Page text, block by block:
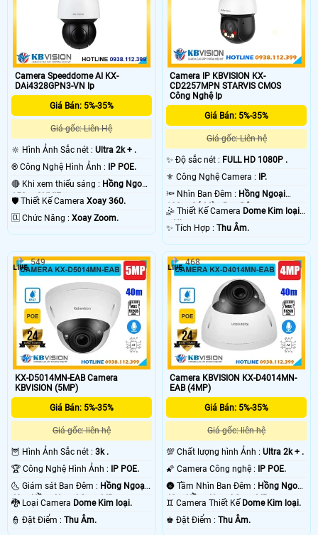
Lắp Camera IP Có Thu Âm
🖥 Camera Ip FuLL HD 1080P có chất lượng hình ảnh sắt nét đáng để đầu
tư nhất cho 1 bộ camera giá rẻ hình ảnh sắt nét. Với công nghệ camera Ip
hình ảnh sáng đẹp giám sát qua mạng điện thoại ổ định. Hình ảnh của
camera Ip sắt nét hơn đến 20% so với camera HD analog và điều đặt biệt
hơn khi thi công camera Ip thì sẽ gọn hơn đẹp hơn..
🎁 Camera Ip là dòng camera truyền hình ảnh thông qua mạng internet theo cơ
chế số học. do đó chất lượng hình ảnh của camera IP không phụ thuộc vào
khoảng cách truyền tải tín hiệu. chính vì vây các dự án lớn thường sử dụng
camera IPvới mục đích dễ dàng nâng cấp dễ dàng sửa chửa cho toàn bộ hệ
Camera Speeddome AI KX-
DAi4328GPN3-VN Ip
Giá Bán: 5%-35%
Giá gốc: Liên Hệ
🔆 Hình Ảnh Sắc nét : Ultra 2k + .
®️ Công Nghệ Hình Ảnh :
IP POE.
🔴 Khi xem thiếu sáng : Hồng Ngoại
150m ONVIF.
🛡 Thiết Kế Camera Xoay 360.
️🆑 Chức Năng : Xoay Zoom.
Camera IP KBVISION KX-
CD2257MPN STARVIS CMOS
Công Nghệ Ip
Giá Bán: 5%-35%
Giá gốc: Liên hệ
✨ Độ sắc nét : FULL HD 1080P .
⚜️ Công Nghệ Camera :
IP.
🔦 Nhìn Ban Đêm : Hồng Ngoại
100m Có Màu Ban Ðêm.
🤹 Thiết Kế Camera Dome Kim loại
+ Nhựa.
️✨ Tích Hợp :Thu Âm.
KX-D5014MN-EAB Camera
KBVISION (5MP)
Giá Bán: 5%-35%
Giá gốc: liên hệ
🦉 Hình Ảnh Sắc nét : 3k .
🏆 Công Nghệ Hình Ảnh : IP POE.
🌜 Giám sát Ban Đêm : Hồng Ngoại
40m Hồng Ngoại Smart IR.
🐉️ Loại Camera Dome Kim loại.
️👮 Đặt Điểm : Thu Âm.
549
Camera KBVISION KX-D4014MN-
EAB (4MP)
Giá Bán: 5%-35%
Giá gốc: liên hệ
💯 Chất lượng hình Ảnh :Ultra 2k + .
🌠 Camera Công nghệ : IP POE.
🌚 Tầm Nhìn Ban Đêm : Hồng Ngoại
40m Hồng Ngoại Smart IR.
♊ Camera Thiết Kế Dome Kim loại.
️♚ Đặt Điểm :Thu Âm.
468